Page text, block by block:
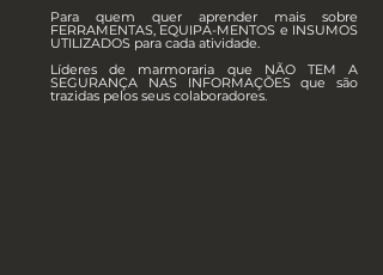
Para quem quer aprender mais sobre
FERRAMENTAS, EQUIPA-MENTOS e INSUMOS
UTILIZADOS para cada atividade.
Líderes de marmoraria que NÃO TEM A
SEGURANÇA NAS INFORMAÇÕES que são
trazidas pelos seus colaboradores.